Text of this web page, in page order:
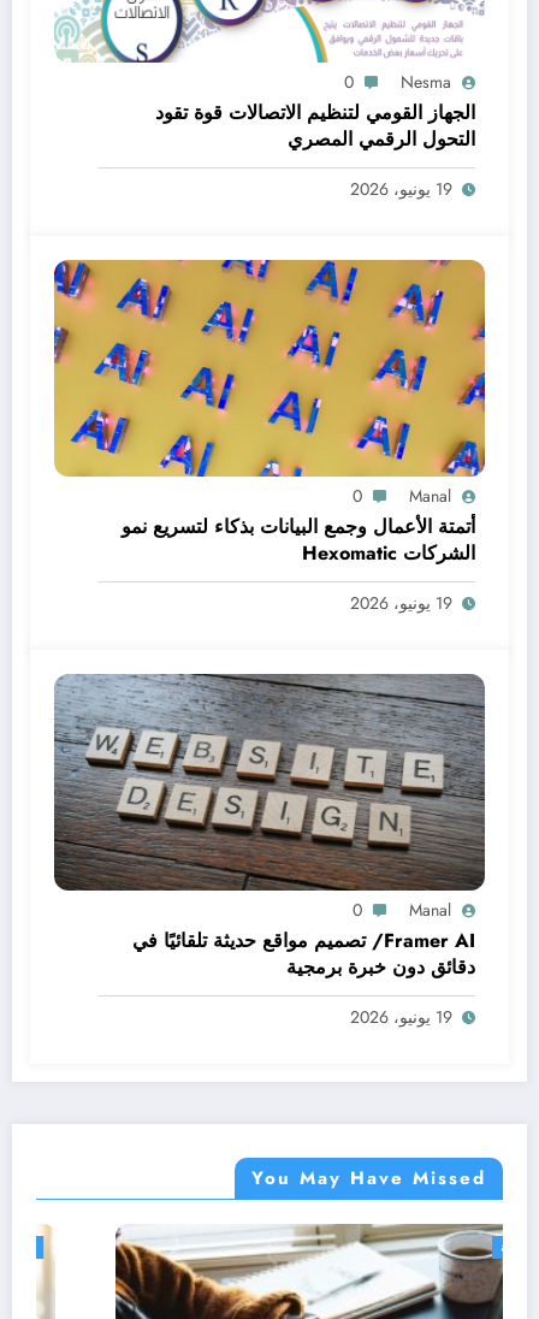
Nesma
0
الجهاز القومي لتنظيم الاتصالات قوة تقود
التحول الرقمي المصري
19 يونيو، 2026
Manal
0
أتمتة الأعمال وجمع البيانات بذكاء لتسريع نمو
الشركات Hexomatic
19 يونيو، 2026
Manal
0
Framer AI/ تصميم مواقع حديثة تلقائيًا في
دقائق دون خبرة برمجية
19 يونيو، 2026
You May Have Missed
دورات مجانية